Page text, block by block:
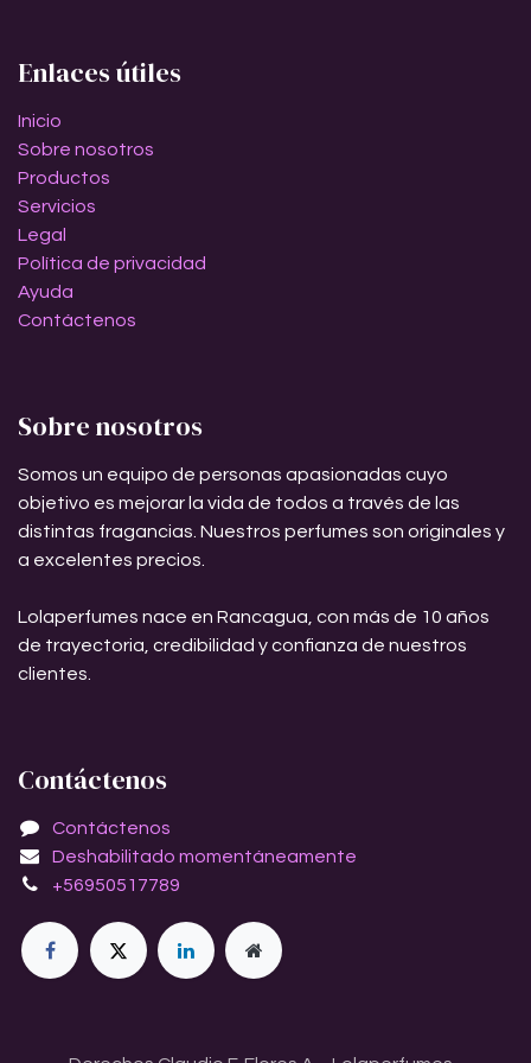
Enlaces útiles
Inicio
Sobre nosotros
Productos
Servicios
Legal
Política de privacidad
Ayuda
Contáctenos
Sobre nosotros
Somos un equipo de personas apasionadas cuyo
objetivo es mejorar la vida de todos a través de las
distintas fragancias. Nuestros perfumes son originales y
a excelentes precios.
Lolaperfumes nace en Rancagua, con más de 10 años
de trayectoria, credibilidad y confianza de nuestros
clientes.
Contáctenos
Contáctenos
Deshabilitado momentáneamente
+56950517789